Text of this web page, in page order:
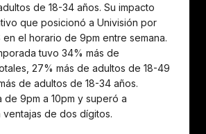
de 18-34 años. Su impacto
que posicionó a Univisión por
el horario de 9pm entre semana.
tuvo 34% más de
27% más de adultos de 18-49
de adultos de 18-34 años.
de 9pm a 10pm y superó a
de dos dígitos.